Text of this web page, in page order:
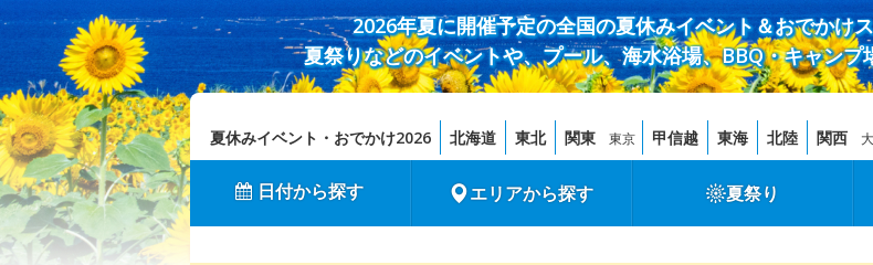
2026年夏に開催予定の全国の夏休みイベント＆おでかけ
夏祭りなどのイベントや、プール、海水浴場、BBQ・キャン
夏休みイベント・おでかけ2026 北海道 東北 関東 東京 甲信越 東海 北陸 関西
日付から探す エリアから探す 夏祭り